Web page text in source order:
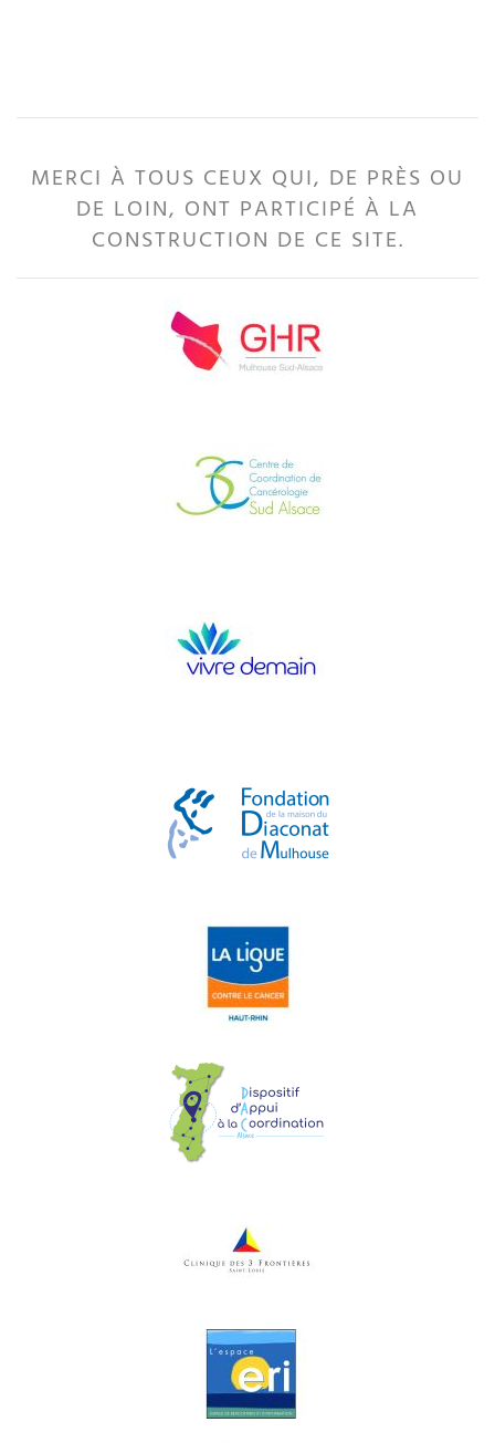
MERCI À TOUS CEUX QUI, DE PRÈS OU
DE LOIN, ONT PARTICIPÉ À LA
CONSTRUCTION DE CE SITE.